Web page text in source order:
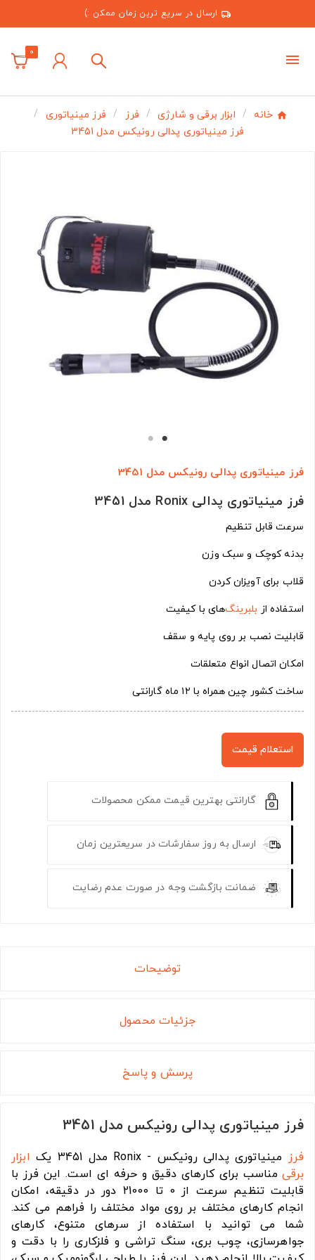
ارسال در سریع ترین زمان ممکن :)
0
خانه ابزار برقی و شارژی فرز
فرز مینیاتوری
فرز مینیاتوری پدالی رونیکس مدل 3451
فرز مینیاتوری پدالی رونیکس مدل 3451
فرز مینیاتوری پدالی Ronix مدل 3451
سرعت قابل تنظیم
بدنه کوچک و سبک وزن
قلاب برای آویزان کردن
استفاده از بلبرینگ‌های با کیفیت
قابلیت نصب بر روی پایه و سقف
امکان اتصال انواع متعلقات
ساخت کشور چین همراه با ۱۲ ماه گارانتی
استعلام قیمت
گارانتی بهترین قیمت ممکن محصولات
ارسال به روز سفارشات در سریعترین زمان
ضمانت بازگشت وجه در صورت عدم رضایت
توضیحات
جزئیات محصول
پرسش و پاسخ
فرز مینیاتوری پدالی رونیکس مدل 3451
فرز مینیاتوری پدالی رونیکس - Ronix مدل 3451 یک
ابزار
برقیمناسب برای کارهای دقیق و حرفه ای است. این فرز با
قابلیت تنظیم سرعت از 0 تا 21000 دور در دقیقه، امکان
انجام کارهای مختلف بر روی مواد مختلف را فراهم می کند.
شما می توانید با استفاده از سرهای متنوع، کارهای
جواهرسازی، چوب بری، سنگ تراشی و فلزکاری را با دقت و